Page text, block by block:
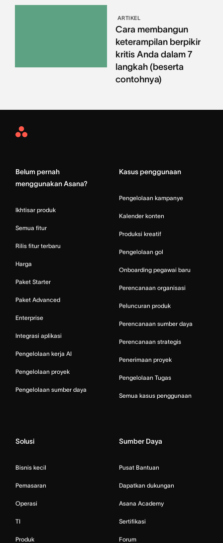
ARTIKEL
Cara membangun
keterampilan berpikir
kritis Anda dalam 7
langkah (beserta
contohnya)
Asana
Belum pernah
menggunakan Asana?
Ikhtisar produk
Semua fitur
Rilis fitur terbaru
Harga
Paket Starter
Paket Advanced
Enterprise
Integrasi aplikasi
Pengelolaan kerja AI
Pengelolaan proyek
Pengelolaan sumber daya
Kasus penggunaan
Pengelolaan kampanye
Kalender konten
Produksi kreatif
Pengelolaan gol
Onboarding pegawai baru
Perencanaan organisasi
Peluncuran produk
Perencanaan sumber daya
Perencanaan strategis
Penerimaan proyek
Pengelolaan Tugas
Semua kasus penggunaan
Solusi
Bisnis kecil
Pemasaran
Operasi
TI
Produk
Sumber Daya
Pusat Bantuan
Dapatkan dukungan
Asana Academy
Sertifikasi
Forum